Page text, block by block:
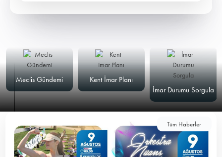
Meclis Gündemi
Kent İmar Planı
İmar Durumu Sorgula
Tüm Haberler